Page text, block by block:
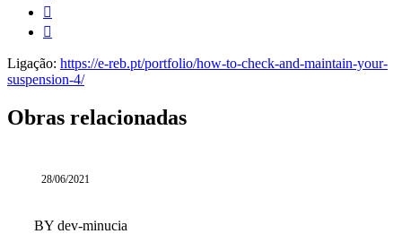
Ligação: https://e-reb.pt/portfolio/how-to-check-and-maintain-your-
suspension-4/
Obras relacionadas
28/06/2021
BY dev-minucia